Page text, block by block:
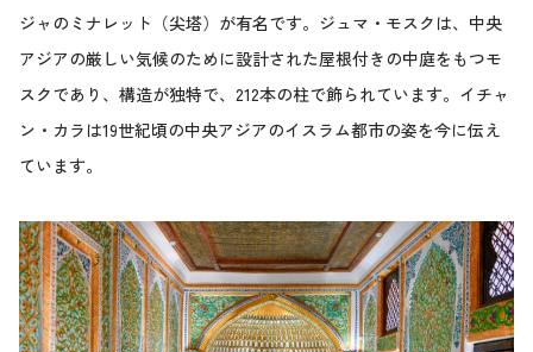
ジャのミナレット（尖塔）が有名です。ジュマ・モスクは、中央
アジアの厳しい気候のために設計された屋根付きの中庭をもつモ
スクであり、構造が独特で、212本の柱で飾られています。イチャ
ン・カラは19世紀頃の中央アジアのイスラム都市の姿を今に伝え
ています。